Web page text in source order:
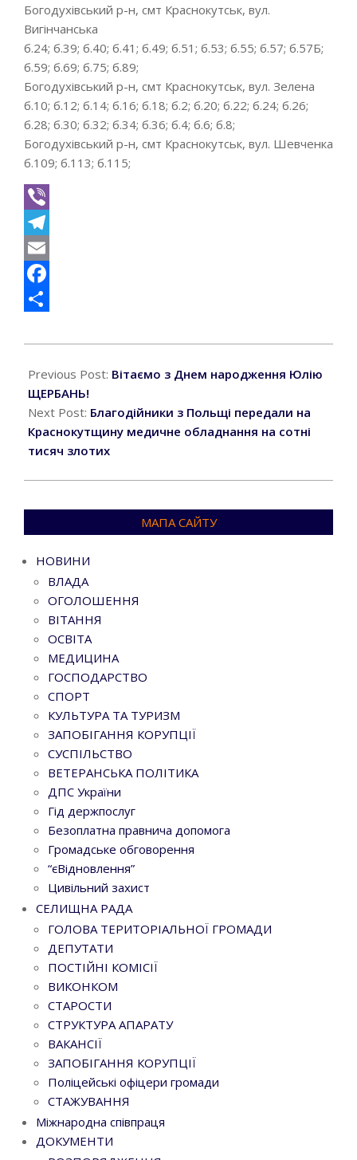
Богодухівський р-н, смт Краснокутськ, вул.
Вигінчанська
б.24; б.39; б.40; б.41; б.49; б.51; б.53; б.55; б.57; б.57Б;
б.59; б.69; б.75; б.89;
Богодухівський р-н, смт Краснокутськ, вул. Зелена
б.10; б.12; б.14; б.16; б.18; б.2; б.20; б.22; б.24; б.26;
б.28; б.30; б.32; б.34; б.36; б.4; б.6; б.8;
Богодухівський р-н, смт Краснокутськ, вул. Шевченка
б.109; б.113; б.115;
Viber
Telegram
Email
Facebook
09-
06
Previous Post: Вітаємо з Днем народження Юлію
ЩЕРБАНЬ!
Next Post: Благодійники з Польщі передали на
Краснокутщину медичне обладнання на сотні
тисяч злотих
МАПА САЙТУ
НОВИНИ
ВЛАДА
ОГОЛОШЕННЯ
ВІТАННЯ
ОСВІТА
МЕДИЦИНА
ГОСПОДАРСТВО
СПОРТ
КУЛЬТУРА ТА ТУРИЗМ
ЗАПОБІГАННЯ КОРУПЦІЇ
СУСПІЛЬСТВО
ВЕТЕРАНСЬКА ПОЛІТИКА
ДПС України
Гід держпослуг
Безоплатна правнича допомога
Громадське обговорення
“єВідновлення”
Цивільний захист
СЕЛИЩНА РАДА
ГОЛОВА ТЕРИТОРІАЛЬНОЇ ГРОМАДИ
ДЕПУТАТИ
ПОСТІЙНІ КОМІСІЇ
ВИКОНКОМ
СТАРОСТИ
СТРУКТУРА АПАРАТУ
ВАКАНСІЇ
ЗАПОБІГАННЯ КОРУПЦІЇ
Поліцейські офіцери громади
СТАЖУВАННЯ
Міжнародна співпраця
ДОКУМЕНТИ